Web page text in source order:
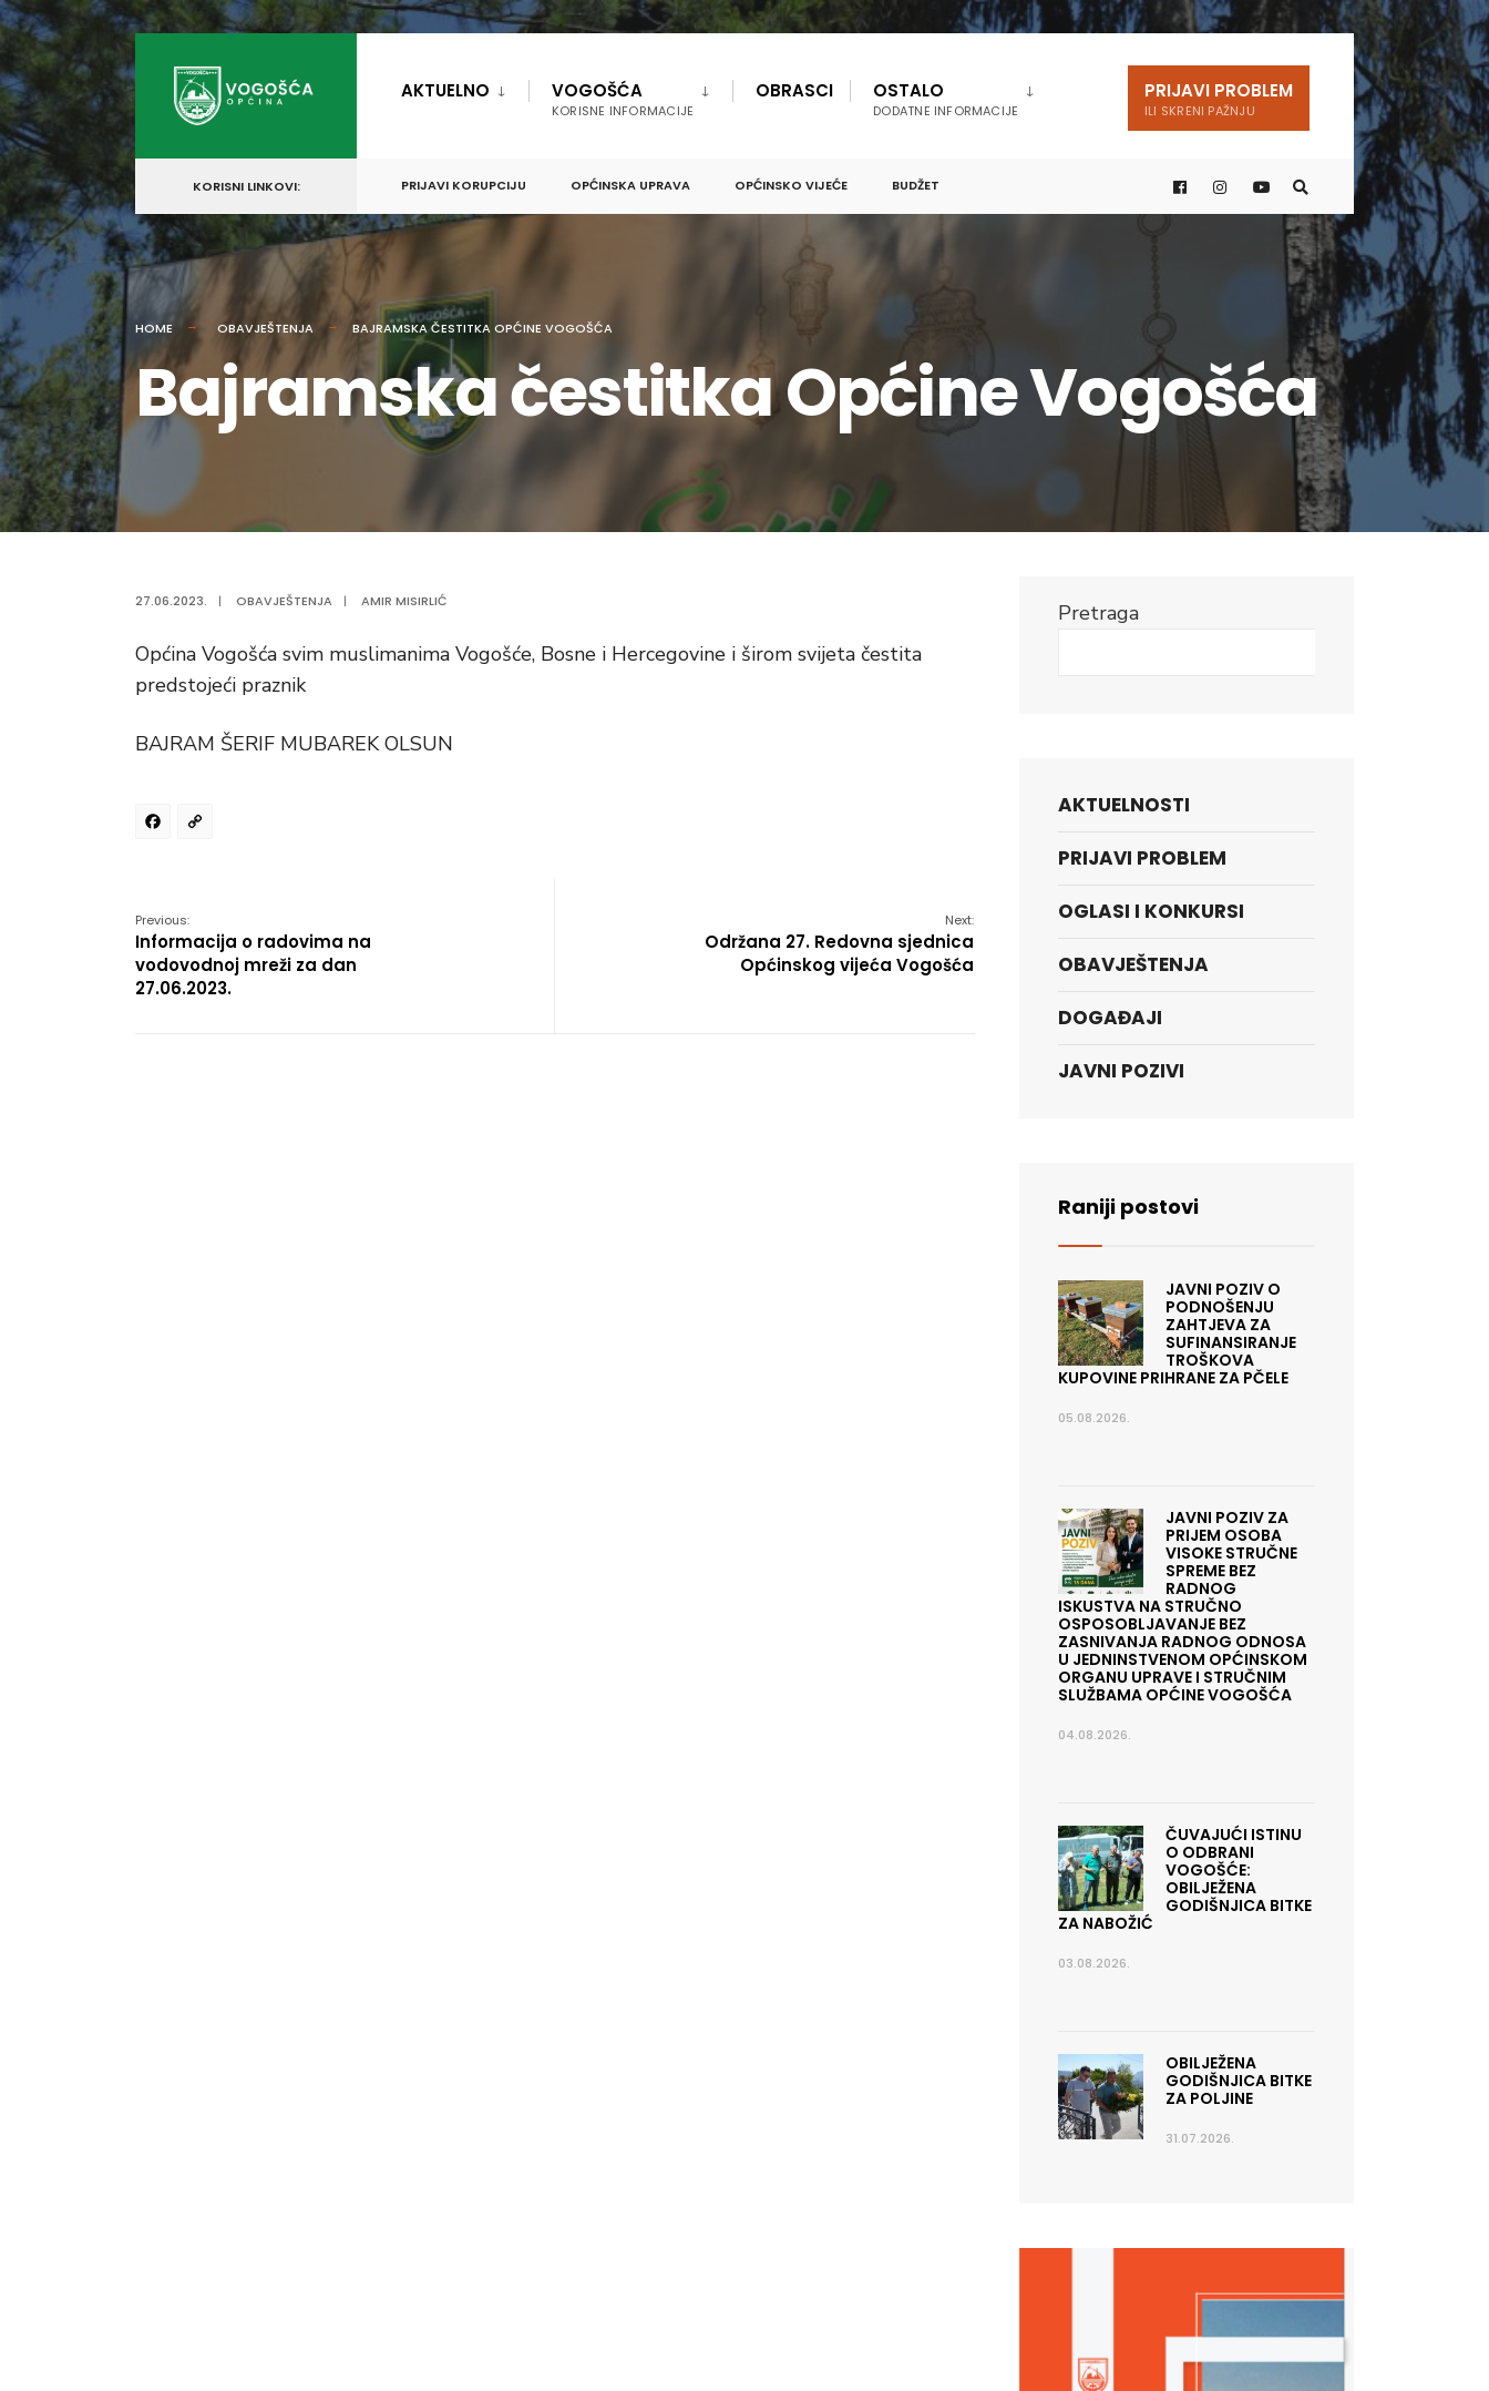
content
AKTUELNO VOGOŠĆA
KORISNE INFORMACIJE
OBRASCI OSTALO
DODATNE INFORMACIJE
PRIJAVI PROBLEM
ILI SKRENI PAŽNJU
KORISNI LINKOVI: PRIJAVI KORUPCIJU OPĆINSKA UPRAVA OPĆINSKO VIJEĆE BUDŽET
HOME OBAVJEŠTENJA BAJRAMSKA ČESTITKA OPĆINE VOGOŠĆA
Bajramska čestitka Općine Vogošća
27.06.2023. | OBAVJEŠTENJA | AMIR MISIRLIĆ
Općina Vogošća svim muslimanima Vogošće, Bosne i Hercegovine i širom svijeta čestita
predstojeći praznik
BAJRAM ŠERIF MUBAREK OLSUN
Facebook
Previous:
Informacija o radovima na
vodovodnoj mreži za dan
27.06.2023.
Next:
Održana 27. Redovna sjednica
Općinskog vijeća Vogošća
Pretraga
AKTUELNOSTI
PRIJAVI PROBLEM
OGLASI I KONKURSI
OBAVJEŠTENJA
DOGAĐAJI
JAVNI POZIVI
Raniji postovi
JAVNI POZIV O
PODNOŠENJU
ZAHTJEVA ZA
SUFINANSIRANJE
TROŠKOVA
KUPOVINE PRIHRANE ZA PČELE
05.08.2026.
JAVNI POZIV ZA
PRIJEM OSOBA
VISOKE STRUČNE
SPREME BEZ
RADNOG
ISKUSTVA NA STRUČNO
OSPOSOBLJAVANJE BEZ
ZASNIVANJA RADNOG ODNOSA
U JEDNINSTVENOM OPĆINSKOM
ORGANU UPRAVE I STRUČNIM
SLUŽBAMA OPĆINE VOGOŠĆA
04.08.2026.
ČUVAJUĆI ISTINU
O ODBRANI
VOGOŠĆE:
OBILJEŽENA
GODIŠNJICA BITKE
ZA NABOŽIĆ
03.08.2026.
OBILJEŽENA
GODIŠNJICA BITKE
ZA POLJINE
31.07.2026.